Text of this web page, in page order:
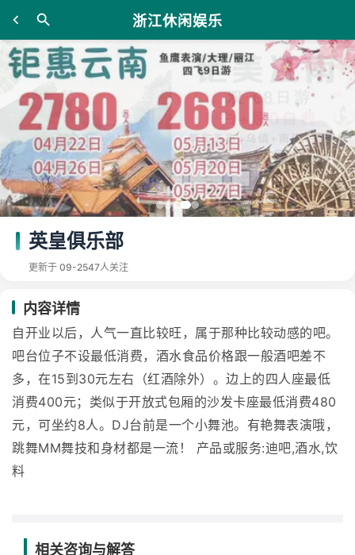
浙江休闲娱乐
英皇俱乐部
更新于 09-2547人关注
内容详情
自开业以后，人气一直比较旺，属于那种比较动感的吧。
吧台位子不设最低消费，酒水食品价格跟一般酒吧差不
多，在15到30元左右（红酒除外）。边上的四人座最低
消费400元；类似于开放式包厢的沙发卡座最低消费480
元，可坐约8人。DJ台前是一个小舞池。有艳舞表演哦，
跳舞MM舞技和身材都是一流！ 产品或服务:迪吧,酒水,饮
料
相关咨询与解答